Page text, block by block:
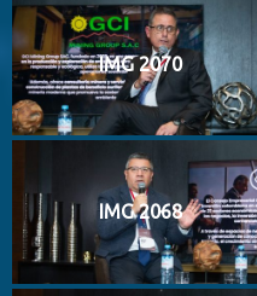
IMG 2070
IMG 2068